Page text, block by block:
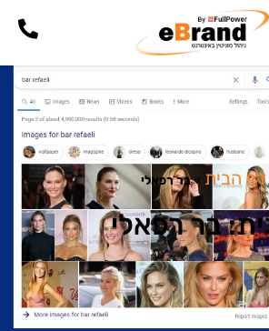
דף הבית »בר רפאלי
בר רפאלי